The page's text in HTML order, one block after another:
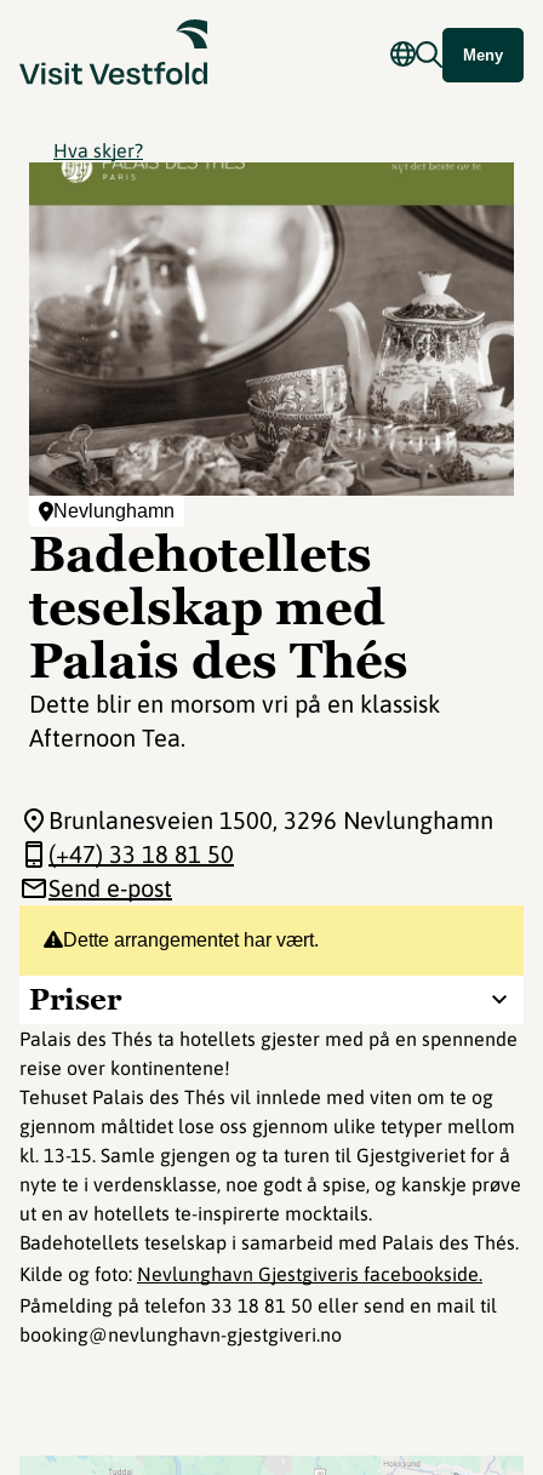
Meny
Hva skjer?
Nevlunghamn
Badehotellets
teselskap med
Palais des Thés
Dette blir en morsom vri på en klassisk
Afternoon Tea.
Dette arrangementet har vært.
Priser
Palais des Thés ta hotellets gjester med på en spennende
reise over kontinentene!
Tehuset Palais des Thés vil innlede med viten om te og
gjennom måltidet lose oss gjennom ulike tetyper mellom
kl. 13-15. Samle gjengen og ta turen til Gjestgiveriet for å
nyte te i verdensklasse, noe godt å spise, og kanskje prøve
ut en av hotellets te-inspirerte mocktails.
Badehotellets teselskap i samarbeid med Palais des Thés.
Kilde og foto: Nevlunghavn Gjestgiveris facebookside.
Påmelding på telefon 33 18 81 50 eller send en mail til
booking@nevlunghavn-gjestgiveri.no
Brunlanesveien 1500, 3296 Nevlunghamn
(+47) 33 18 81 50
Send e-post